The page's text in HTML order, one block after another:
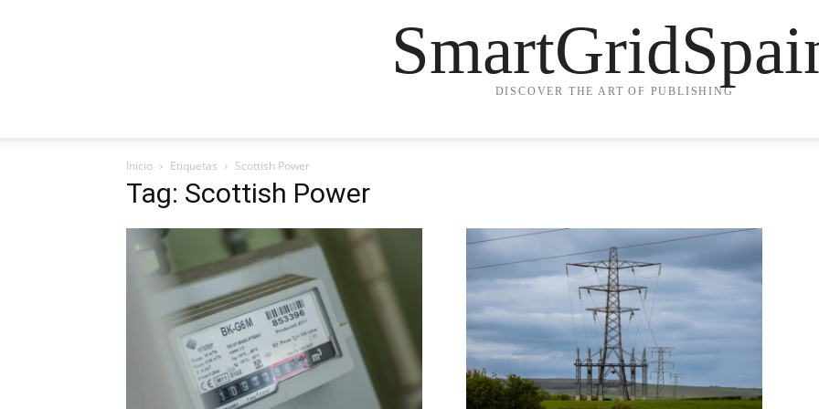
DISCOVER THE ART OF PUBLISHING
Inicio Etiquetas Scottish Power
Tag: Scottish Power